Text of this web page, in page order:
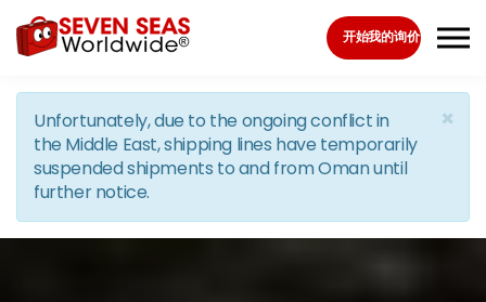
Skip to the content
开始我的询价
×
Unfortunately, due to the ongoing conflict in
the Middle East, shipping lines have temporarily
suspended shipments to and from Oman until
further notice.